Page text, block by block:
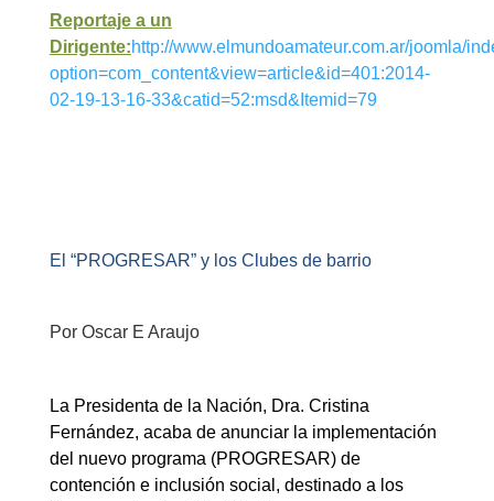
Reportaje a un
Dirigente:http://www.elmundoamateur.com.ar/joomla/
option=com_content&view=article&id=401:2014-
02-19-13-16-33&catid=52:msd&Itemid=79
El “PROGRESAR” y los Clubes de barrio
Por Oscar E Araujo
La Presidenta de la Nación, Dra. Cristina
Fernández, acaba de anunciar la implementación
del nuevo programa (PROGRESAR) de
contención e inclusión social, destinado a los